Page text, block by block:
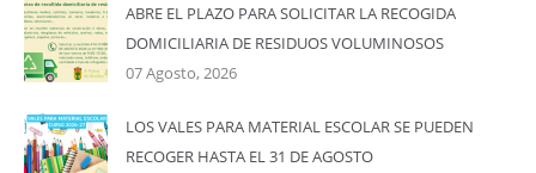
ABRE EL PLAZO PARA SOLICITAR LA RECOGIDA
DOMICILIARIA DE RESIDUOS VOLUMINOSOS
07 Agosto, 2026
LOS VALES PARA MATERIAL ESCOLAR SE PUEDEN
RECOGER HASTA EL 31 DE AGOSTO